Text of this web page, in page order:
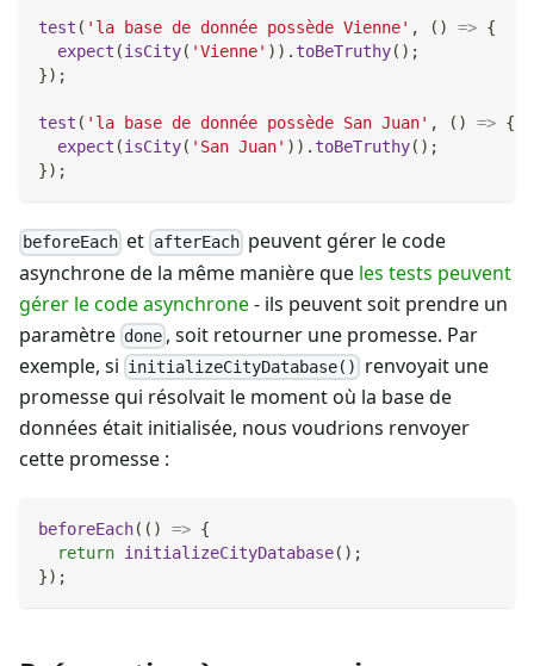
test ( 'la base de donnée possède Vienne' , ( ) => {
expect (isCity( 'Vienne' ) ) . toBeTruthy( ) ;
}) ;
test ( 'la base de donnée possède San Juan' , ( ) => {
expect (isCity( 'San Juan' ) ) . toBeTruthy( ) ;
}) ;
beforeEach et afterEachpeuvent gérer le code
asynchrone de la même manière que les tests peuvent
gérer le code asynchrone- ils peuvent soit prendre un
paramètre done , soit retourner une promesse. Par
exemple, si initializeCityDatabase()
renvoyait une
promesse qui résolvait le moment où la base de
données était initialisée, nous voudrions renvoyer
cette promesse :
beforeEach( ( ) => {
return initializeCityDatabase( ) ;
}) ;